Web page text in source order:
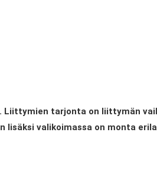
tarjonta on liittymän
valikoimassa on monta